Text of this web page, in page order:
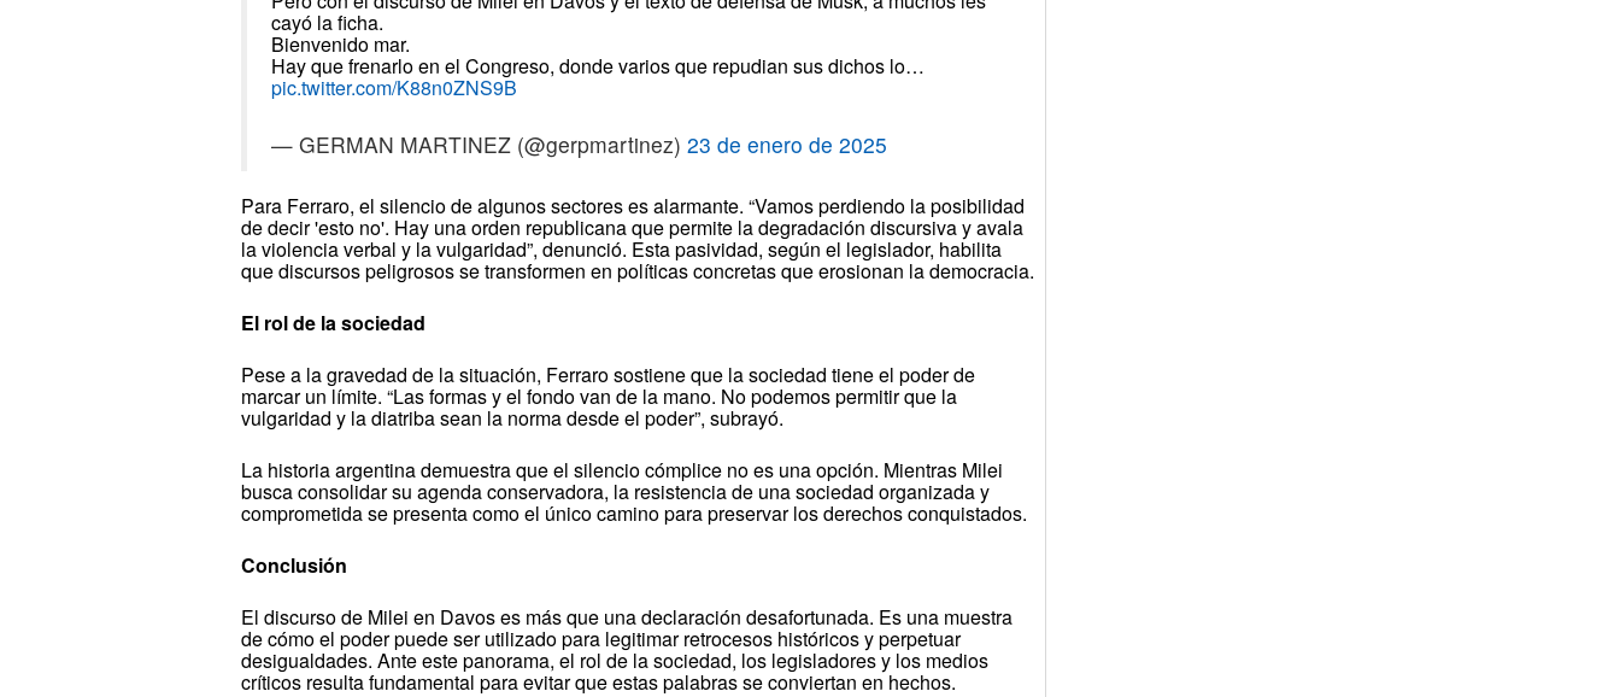
cayó la ficha.
Bienvenido mar.
Hay que frenarlo en el Congreso, donde varios que repudian sus dichos lo…
pic.twitter.com/K88n0ZNS9B
— GERMAN MARTINEZ (@gerpmartinez)23 de enero de 2025
Para Ferraro, el silencio de algunos sectores es alarmante. “Vamos perdiendo la posibilidad
de decir 'esto no'. Hay una orden republicana que permite la degradación discursiva y avala
la violencia verbal y la vulgaridad”, denunció. Esta pasividad, según el legislador, habilita
que discursos peligrosos se transformen en políticas concretas que erosionan la democracia.
El rol de la sociedad
Pese a la gravedad de la situación, Ferraro sostiene que la sociedad tiene el poder de
marcar un límite. “Las formas y el fondo van de la mano. No podemos permitir que la
vulgaridad y la diatriba sean la norma desde el poder”, subrayó.
La historia argentina demuestra que el silencio cómplice no es una opción. Mientras Milei
busca consolidar su agenda conservadora, la resistencia de una sociedad organizada y
comprometida se presenta como el único camino para preservar los derechos conquistados.
Conclusión
El discurso de Milei en Davos es más que una declaración desafortunada. Es una muestra
de cómo el poder puede ser utilizado para legitimar retrocesos históricos y perpetuar
desigualdades. Ante este panorama, el rol de la sociedad, los legisladores y los medios
críticos resulta fundamental para evitar que estas palabras se conviertan en hechos.